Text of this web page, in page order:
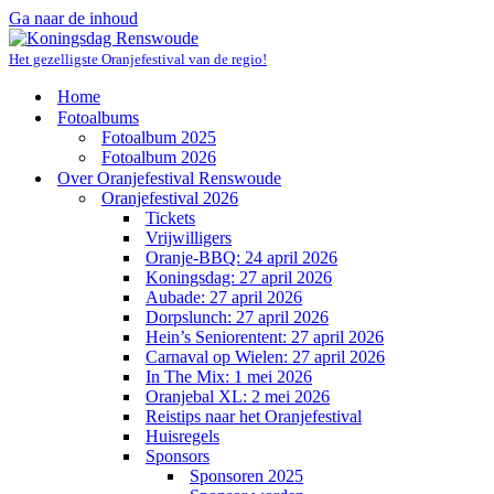
Ga naar de inhoud
Het gezelligste Oranjefestival van de regio!
Home
Fotoalbums
Fotoalbum 2025
Fotoalbum 2026
Over Oranjefestival Renswoude
Oranjefestival 2026
Tickets
Vrijwilligers
Oranje-BBQ: 24 april 2026
Koningsdag: 27 april 2026
Aubade: 27 april 2026
Dorpslunch: 27 april 2026
Hein’s Seniorentent: 27 april 2026
Carnaval op Wielen: 27 april 2026
In The Mix: 1 mei 2026
Oranjebal XL: 2 mei 2026
Reistips naar het Oranjefestival
Huisregels
Sponsors
Sponsoren 2025